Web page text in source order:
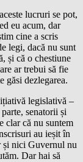
lucruri se pot,
eu acum, dar
cine a scris
legi, dacă nu sunt
și că o chestiune
ar trebui să fie
găsi dezlegarea.
legislativă –
senatorii și
clar că nu suntem
au ieșit în
și nici Guvernul nu
Dar hai să